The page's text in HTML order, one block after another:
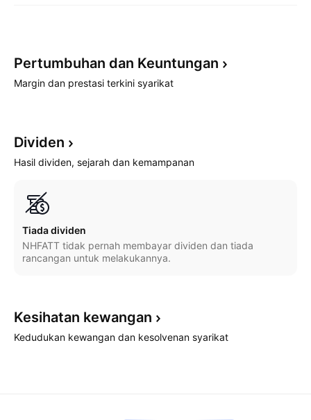
Pertumbuhan dan Keuntungan
Margin dan prestasi terkini syarikat
Dividen
Hasil dividen, sejarah dan kemampanan
Tiada dividen
NHFATT tidak pernah membayar dividen dan tiada
rancangan untuk melakukannya.
Kesihatan kewangan
Kedudukan kewangan dan kesolvenan syarikat